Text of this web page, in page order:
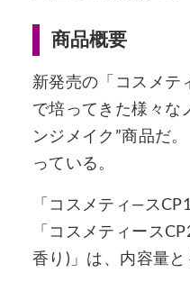
商品概要
新発売の「コスメテ
で培ってきた様々な
ンジメイク”商品だ
っている。
「コスメティ―ス
「コスメティース
香り)」は、内容量と